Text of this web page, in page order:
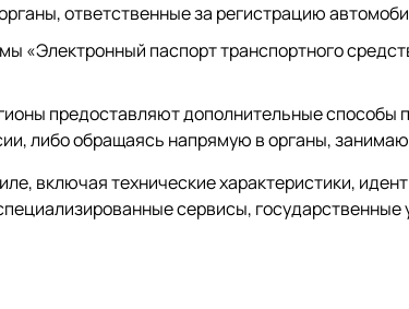
ответственные за регистрацию
«Электронный паспорт транспортного
предоставляют дополнительные способы
либо обращаясь напрямую в органы,
включая технические характеристики,
сервисы,